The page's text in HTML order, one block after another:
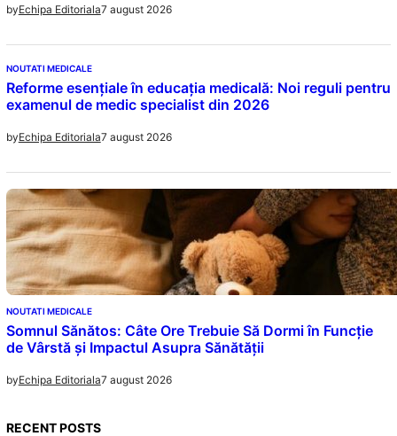
byEchipa Editoriala7 august 2026
NOUTATI MEDICALE
Reforme esențiale în educația medicală: Noi reguli pentru
examenul de medic specialist din 2026
byEchipa Editoriala7 august 2026
NOUTATI MEDICALE
Somnul Sănătos: Câte Ore Trebuie Să Dormi în Funcție
de Vârstă și Impactul Asupra Sănătății
byEchipa Editoriala7 august 2026
RECENT POSTS